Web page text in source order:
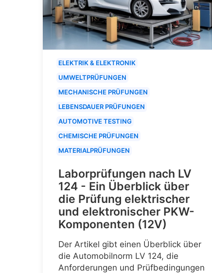
ELEKTRIK & ELEKTRONIK
UMWELTPRÜFUNGEN
MECHANISCHE PRÜFUNGEN
LEBENSDAUER PRÜFUNGEN
AUTOMOTIVE TESTING
CHEMISCHE PRÜFUNGEN
MATERIALPRÜFUNGEN
Laborprüfungen nach LV
124 - Ein Überblick über
die Prüfung elektrischer
und elektronischer PKW-
Komponenten (12V)
Der Artikel gibt einen Überblick über
die Automobilnorm LV 124, die
Anforderungen und Prüfbedingungen